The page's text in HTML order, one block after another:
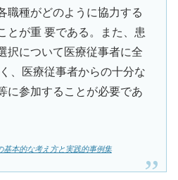
職種がどのように協力する
とが重 要である。また、患
択について医療従事者に全
、医療従事者からの十分な
に参加することが必要であ
基本的な考え方と実践的事例集